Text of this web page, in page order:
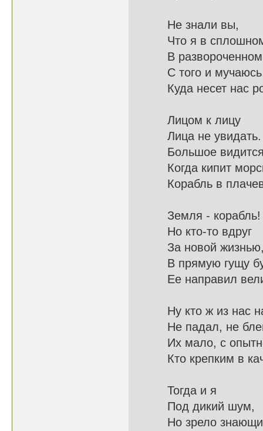
Не знали вы,
Что я в
В
С того и
Куда несет
Лицом к лицу
Лица не
Большое
Когда
Корабль в
Земля - корабль!
Но
За новой
В прямую
Ее
Ну кто ж из
Не падал, не
Их мало, с
Кто крепким
Тогда и я
Под
Но зрело